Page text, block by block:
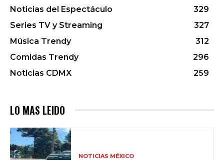
Noticias del Espectáculo
329
Series TV y Streaming
327
Música Trendy
312
Comidas Trendy
296
Noticias CDMX
259
LO MAS LEIDO
NOTICIAS MÉXICO